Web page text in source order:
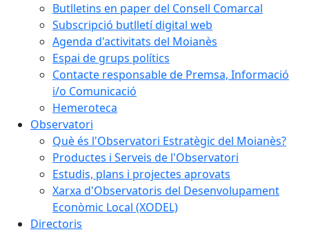
Butlletins en paper del Consell Comarcal
Subscripció butlletí digital web
Agenda d'activitats del Moianès
Espai de grups polítics
Contacte responsable de Premsa, Informació
i/o Comunicació
Hemeroteca
Observatori
Què és l'Observatori Estratègic del Moianès?
Productes i Serveis de l'Observatori
Estudis, plans i projectes aprovats
Xarxa d'Observatoris del Desenvolupament
Econòmic Local (XODEL)
Directoris